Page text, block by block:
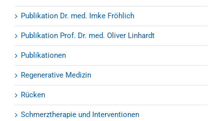
Publikation Dr. med. Imke Fröhlich
Publikation Prof. Dr. med. Oliver Linhardt
Publikationen
Regenerative Medizin
Rücken
Schmerztherapie und Interventionen